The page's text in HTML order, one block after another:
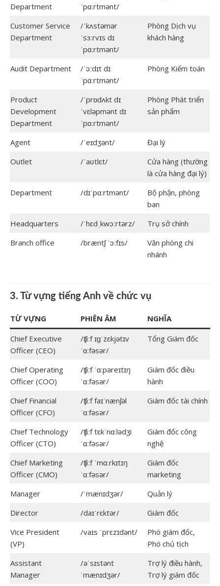
Department
ˈpɑːrtmənt/
Customer Service
Department
/ˈkʌstəmər
ˈsɜːrvɪs dɪ
ˈpɑːrtmənt/
Phòng Dịch vụ
khách hàng
Audit Department
/ˈɔːdɪt dɪ
ˈpɑːrtmənt/
Phòng Kiểm toán
Product
Development
Department
/ˈprɒdʌkt dɪ
ˈvɛləpmənt dɪ
ˈpɑːrtmənt/
Phòng Phát triển
sản phẩm
Agent /ˈeɪdʒənt/
Đại lý
Outlet
/ˈaʊtlɛt/
Cửa hàng (thường
là cửa hàng đại lý)
Department
/dɪˈpɑːrtmənt/
Bộ phận, phòng
ban
Headquarters
/ˈhɛdˌkwɔːrtərz/
Trụ sở chính
Branch office
/bræntʃ ˈɔːfɪs/
Văn phòng chi
nhánh
3. Từ vựng tiếng Anh về chức vụ
TỪ VỰNG PHIÊN ÂM NGHĨA
Chief Executive
Officer (CEO)
/ʧiːf ɪɡˈzɛkjətɪv
ˈɑːfəsər/
Tổng Giám đốc
Chief Operating
Officer (COO)
/ʧiːf ˈɑːpəreɪtɪŋ
ˈɑːfəsər/
Giám đốc điều
hành
Chief Financial
Officer (CFO)
/ʧiːf faɪˈnænʃəl
ˈɑːfəsər/
Giám đốc tài chính
Chief Technology
Officer (CTO)
/ʧiːf tɛkˈnɑːlədʒi
ˈɑːfəsər/
Giám đốc công
nghệ
Chief Marketing
Officer (CMO)
/ʧiːf ˈmɑːrkɪtɪŋ
ˈɑːfəsər/
Giám đốc
marketing
Manager
/ˈmænɪdʒər/
Quản lý
Director
/daɪˈrɛktər/
Giám đốc
Vice President
(VP)
/vaɪs ˈprɛzɪdənt/
Phó giám đốc,
Phó chủ tịch
Assistant
Manager
/əˈsɪstənt
ˈmænɪdʒər/
Trợ lý điều hành,
Trợ lý giám đốc